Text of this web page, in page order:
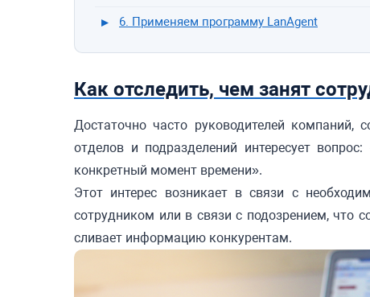
6. Применяем программу LanAgent
Как отследить, чем занят
Достаточно часто руководителей компаний,
отделов и подразделений интересует
конкретный момент времени».
Этот интерес возникает в связи с
сотрудником или в связи с подозрением, что
сливает информацию конкурентам.